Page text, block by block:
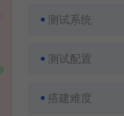
测试系统
测试配置
搭建难度